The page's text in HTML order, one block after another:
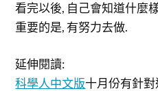
看完以後, 自己會知道什麼
重要的是, 有努力去做.
延伸閱讀:
科學人中文版十月份有針